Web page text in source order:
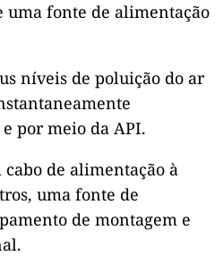
uma fonte de alimentação
níveis de poluição do ar
por meio da API.
de alimentação à
uma fonte de
de montagem e